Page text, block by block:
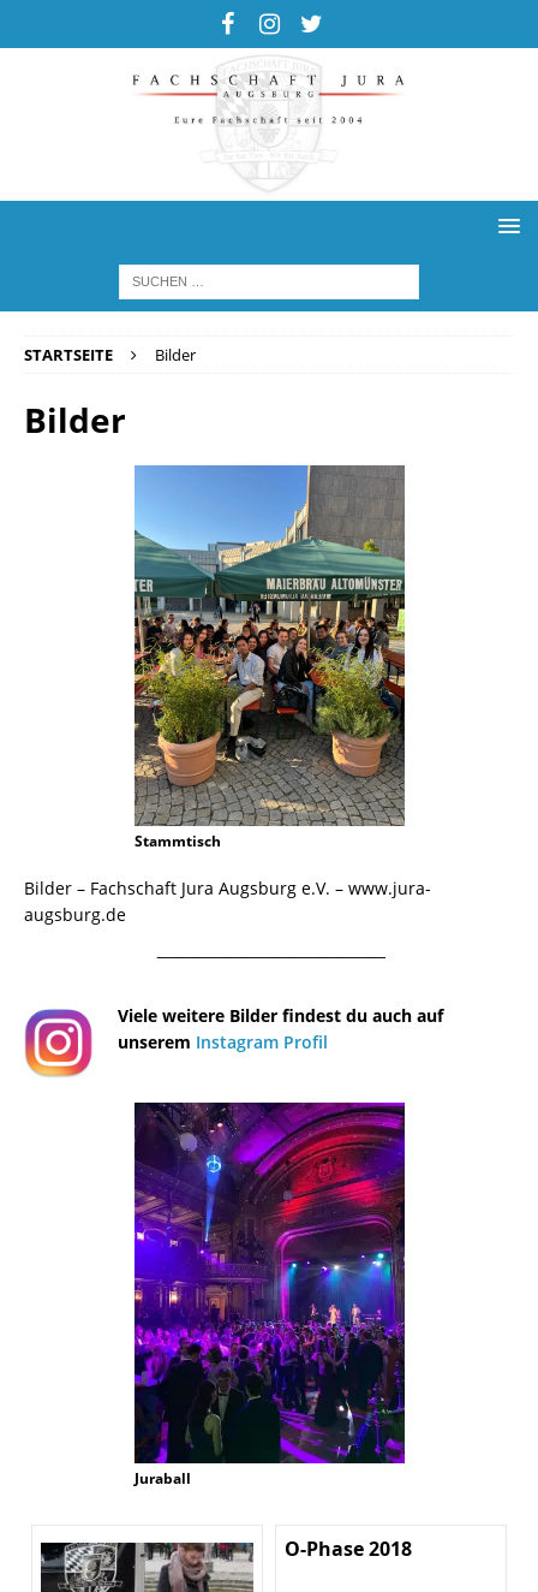
STARTSEITE Bilder
Bilder
Stammtisch
Bilder – Fachschaft Jura Augsburg e.V. – www.jura-
augsburg.de
¯¯¯¯¯¯¯¯¯¯¯¯¯¯¯¯¯¯¯¯¯¯¯¯¯¯¯¯¯¯¯¯¯¯¯¯¯¯
Viele weitere Bilder findest du auch auf
unserem Instagram Profil
Juraball
O-Phase 2018